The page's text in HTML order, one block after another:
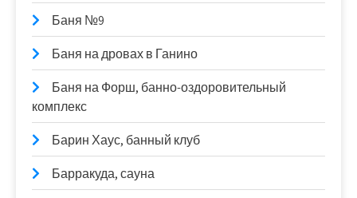
Баня №9
Баня на дровах в Ганино
Баня на Форш, банно-оздоровительный
комплекс
Барин Хаус, банный клуб
Барракуда, сауна